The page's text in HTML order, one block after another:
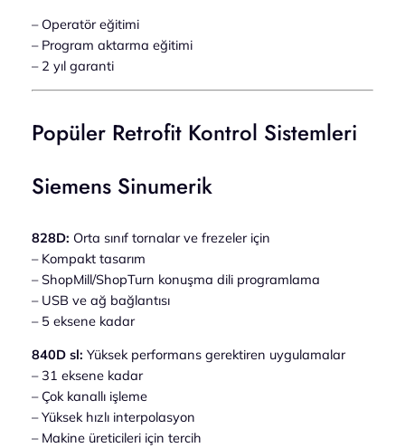
– Operatör eğitimi
– Program aktarma eğitimi
– 2 yıl garanti
Popüler Retrofit Kontrol Sistemleri
Siemens Sinumerik
828D: Orta sınıf tornalar ve frezeler için
– Kompakt tasarım
– ShopMill/ShopTurn konuşma dili programlama
– USB ve ağ bağlantısı
– 5 eksene kadar
840D sl: Yüksek performans gerektiren uygulamalar
– 31 eksene kadar
– Çok kanallı işleme
– Yüksek hızlı interpolasyon
– Makine üreticileri için tercih